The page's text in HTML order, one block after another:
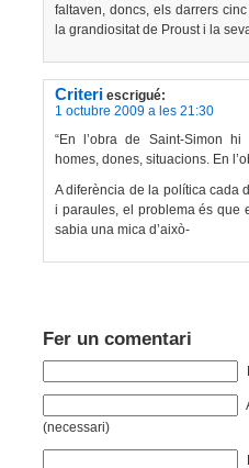
faltaven, doncs, els darrers
la grandiositat de Proust i la
Criteri escrigué:
1 octubre 2009 a les 21:30
“En l’obra de Saint-Simon hi
homes, dones, situacions. En
A diferència de la política cada
i paraules, el problema és que
sabia una mica d’això-
Fer un comentari
(necessari)